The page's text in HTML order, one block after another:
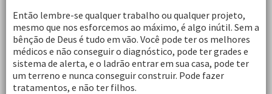
Então lembre-se qualquer trabalho ou qualquer projeto,
mesmo que nos esforcemos ao máximo, é algo inútil. Sem a
bênção de Deus é tudo em vão. Você pode ter os melhores
médicos e não conseguir o diagnóstico, pode ter grades e
sistema de alerta, e o ladrão entrar em sua casa, pode ter
um terreno e nunca conseguir construir. Pode fazer
tratamentos, e não ter filhos.